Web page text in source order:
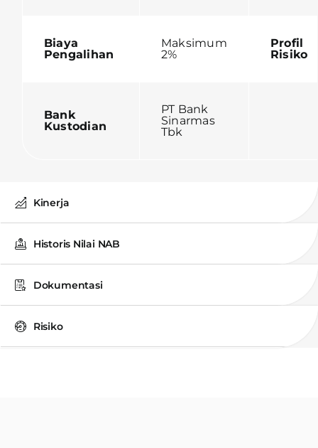
Biaya
Pengalihan
Maksimum
2%
Profil
Risiko
Bank
Kustodian
PT Bank
Sinarmas
Tbk
Kinerja
Historis Nilai NAB
Dokumentasi
Risiko